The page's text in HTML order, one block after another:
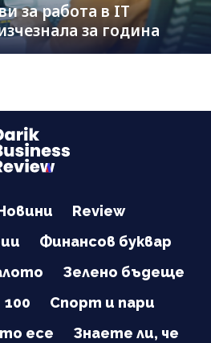
за работа в IT
за година
Review
Финансов буквар
Зелено бъдеще
100
Спорт и пари
есе
Знаете ли, че